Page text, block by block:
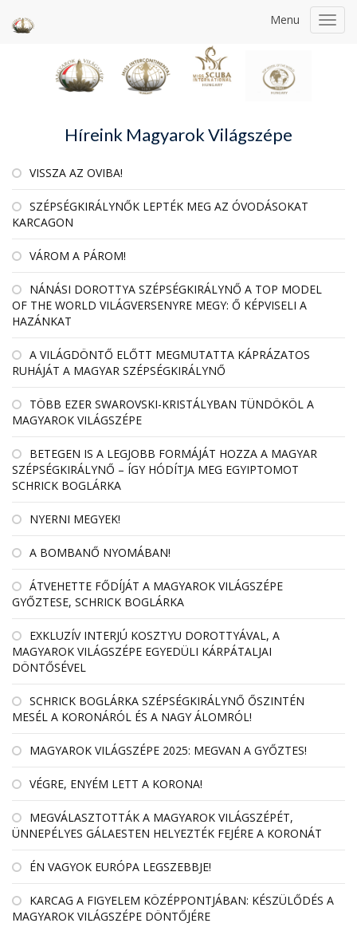
Menu
Híreink Magyarok Világszépe
VISSZA AZ OVIBA!
SZÉPSÉGKIRÁLYNŐK LEPTÉK MEG AZ ÓVODÁSOKAT
KARCAGON
VÁROM A PÁROM!
NÁNÁSI DOROTTYA SZÉPSÉGKIRÁLYNŐ A TOP MODEL
OF THE WORLD VILÁGVERSENYRE MEGY: Ő KÉPVISELI A
HAZÁNKAT
A VILÁGDÖNTŐ ELŐTT MEGMUTATTA KÁPRÁZATOS
RUHÁJÁT A MAGYAR SZÉPSÉGKIRÁLYNŐ
TÖBB EZER SWAROVSKI-KRISTÁLYBAN TÜNDÖKÖL A
MAGYAROK VILÁGSZÉPE
BETEGEN IS A LEGJOBB FORMÁJÁT HOZZA A MAGYAR
SZÉPSÉGKIRÁLYNŐ – ÍGY HÓDÍTJA MEG EGYIPTOMOT
SCHRICK BOGLÁRKA
NYERNI MEGYEK!
A BOMBANŐ NYOMÁBAN!
ÁTVEHETTE FŐDÍJÁT A MAGYAROK VILÁGSZÉPE
GYŐZTESE, SCHRICK BOGLÁRKA
EXKLUZÍV INTERJÚ KOSZTYU DOROTTYÁVAL, A
MAGYAROK VILÁGSZÉPE EGYEDÜLI KÁRPÁTALJAI
DÖNTŐSÉVEL
SCHRICK BOGLÁRKA SZÉPSÉGKIRÁLYNŐ ŐSZINTÉN
MESÉL A KORONÁRÓL ÉS A NAGY ÁLOMRÓL!
MAGYAROK VILÁGSZÉPE 2025: MEGVAN A GYŐZTES!
VÉGRE, ENYÉM LETT A KORONA!
MEGVÁLASZTOTTÁK A MAGYAROK VILÁGSZÉPÉT,
ÜNNEPÉLYES GÁLAESTEN HELYEZTÉK FEJÉRE A KORONÁT
ÉN VAGYOK EURÓPA LEGSZEBBJE!
KARCAG A FIGYELEM KÖZÉPPONTJÁBAN: KÉSZÜLŐDÉS A
MAGYAROK VILÁGSZÉPE DÖNTŐJÉRE